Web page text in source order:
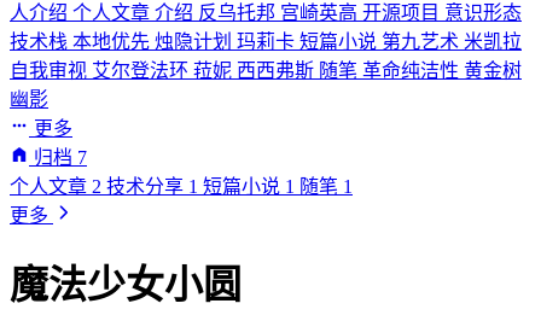
人介绍 个人文章 介绍 反乌托邦 宫崎英高 开源项目 意识形态
技术栈 本地优先 烛隐计划 玛莉卡 短篇小说 第九艺术 米凯拉
自我审视 艾尔登法环 菈妮 西西弗斯 随笔 革命纯洁性 黄金树
幽影
更多
归档 7
个人文章 2 技术分享 1 短篇小说 1 随笔 1
更多
魔法少女小圆